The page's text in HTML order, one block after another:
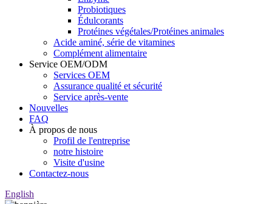
Probiotiques
Édulcorants
Protéines végétales/Protéines animales
Acide aminé, série de vitamines
Complément alimentaire
Service OEM/ODM
Services OEM
Assurance qualité et sécurité
Service après-vente
Nouvelles
FAQ
À propos de nous
Profil de l'entreprise
notre histoire
Visite d'usine
Contactez-nous
English